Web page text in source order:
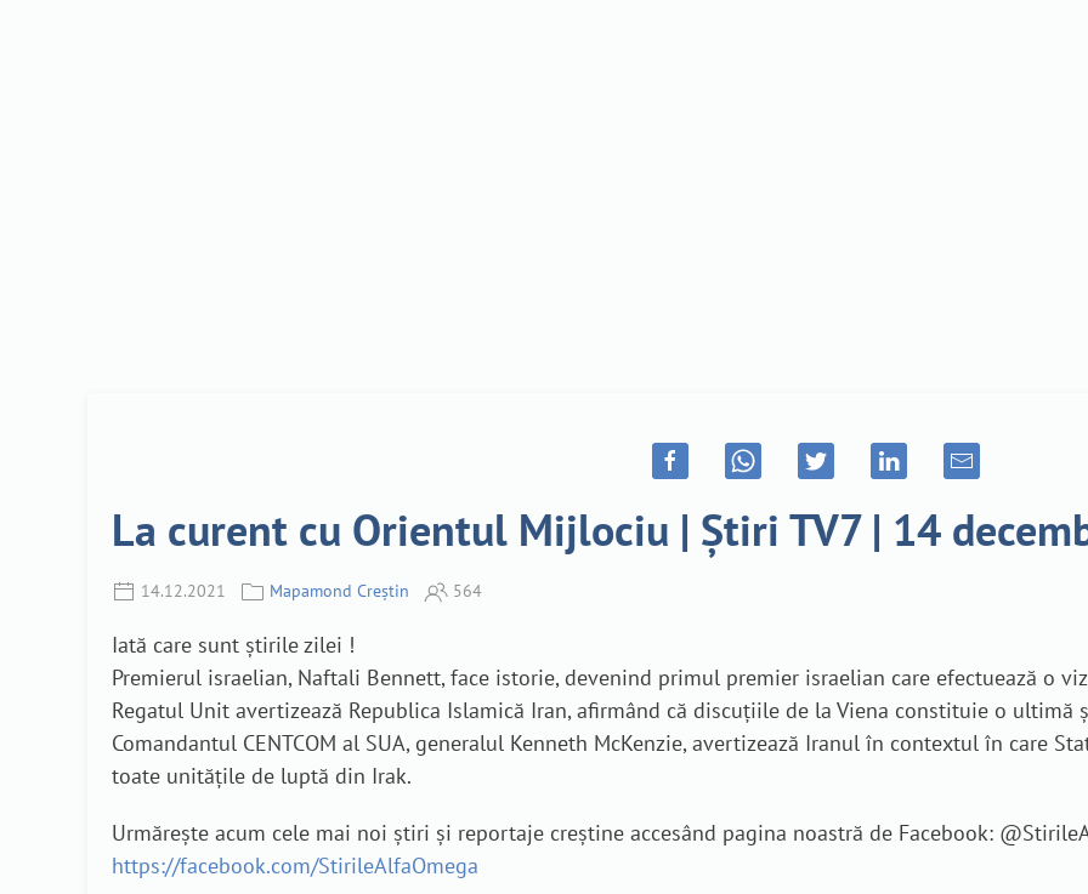
La curent cu Orientul Mijlociu | Știri TV7 | 14
14.12.2021 Mapamond Creștin 564
Iată care sunt știrile zilei !
Premierul israelian, Naftali Bennett, face istorie, devenind primul premier israelian care efectuează o
Regatul Unit avertizează Republica Islamică Iran, afirmând că discuțiile de la Viena constituie o ultimă
Comandantul CENTCOM al SUA, generalul Kenneth McKenzie, avertizează Iranul în contextul în care
toate unitățile de luptă din Irak.
Urmărește acum cele mai noi știri și reportaje creștine accesând pagina noastră de Facebook:
https://facebook.com/StirileAlfaOmega